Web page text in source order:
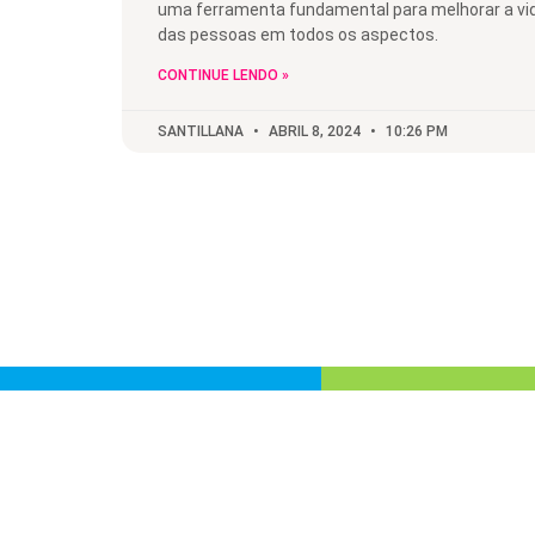
uma ferramenta fundamental para melhorar a
das pessoas em todos os aspectos.
CONTINUE LENDO »
SANTILLANA ABRIL 8, 2024 10:26 PM